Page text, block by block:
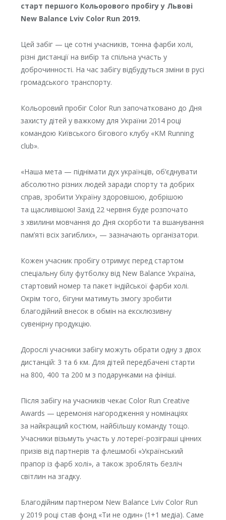
старт першого Кольорового пробігу у Львові
New Balance Lviv Color Run 2019.
Цей забіг — це сотні учасників, тонна фарби холі,
різні дистанції на вибір та спільна участь у
доброчинності. На час забігу відбудуться зміни в русі
громадського транспорту.
Кольоровий пробіг Color Run започатковано до Дня
захисту дітей у важкому для України 2014 році
командою Київського бігового клубу «KM Running
club».
«Наша мета — піднімати дух українців, об’єднувати
абсолютно різних людей заради спорту та добрих
справ, зробити Україну здоровішою, добрішою
та щасливішою! Захід 22 червня буде розпочато
з хвилини мовчання до Дня скорботи та вшанування
пам’яті всіх загиблих», — зазначають організатори.
Кожен учасник пробігу отримує перед стартом
спеціальну білу футболку від New Balance Україна,
стартовий номер та пакет індійської фарби холі.
Окрім того, бігуни матимуть змогу зробити
благодійний внесок в обмін на ексклюзивну
сувенірну продукцію.
Дорослі учасники забігу можуть обрати одну з двох
дистанцій: 3 та 6 км. Для дітей передбачені старти
на 800, 400 та 200 м з подарунками на фініші.
Після забігу на учасників чекає Color Run Creative
Аwards — церемонія нагородження у номінаціях
за найкращий костюм, найбільшу команду тощо.
Учасники візьмуть участь у лотереї-розіграші цінних
призів від партнерів та флешмобі «Український
прапор із фарб холі», а також зроблять безліч
світлин на згадку.
Благодійним партнером New Balance Lviv Color Run
у 2019 році став фонд «Ти не один» (1+1 медіа). Саме